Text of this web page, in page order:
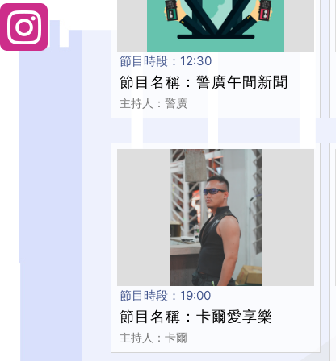
節目時段：12:30
節目名稱：警廣午間新聞
主持人：警廣
節目時段：19:00
節目名稱：卡爾愛享樂
主持人：卡爾